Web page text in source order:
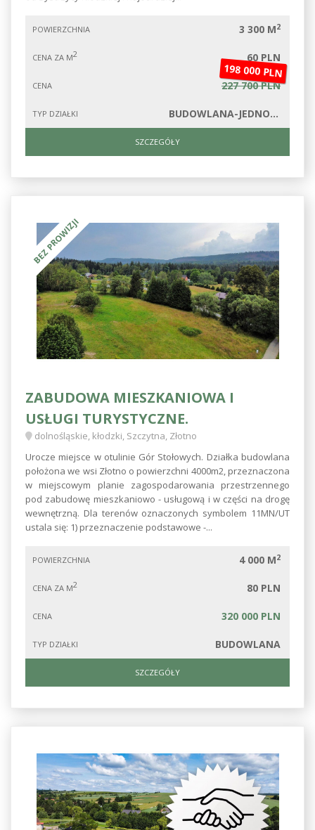
POWIERZCHNIA 3 300 M2
CENA ZA M2 60 PLN
CENA 227 700 PLN
198 000 PLN
TYP DZIAŁKI BUDOWLANA-JEDNORODZINNA
SZCZEGÓŁY
BEZ PROWIZJI
ZABUDOWA MIESZKANIOWA I
USŁUGI TURYSTYCZNE.
dolnośląskie, kłodzki, Szczytna, Złotno
Urocze miejsce w otulinie Gór Stołowych. Działka budowlana
położona we wsi Złotno o powierzchni 4000m2, przeznaczona
w miejscowym planie zagospodarowania przestrzennego
pod zabudowę mieszkaniowo - usługową i w części na drogę
wewnętrzną. Dla terenów oznaczonych symbolem 11MN/UT
ustala się: 1) przeznaczenie podstawowe -...
POWIERZCHNIA 4 000 M2
CENA ZA M2 80 PLN
CENA 320 000 PLN
TYP DZIAŁKI BUDOWLANA
SZCZEGÓŁY